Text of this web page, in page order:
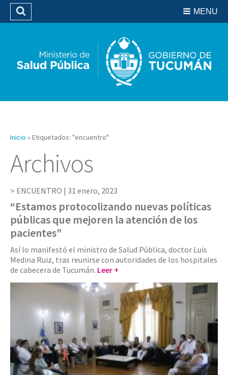
Biblioteca
MENU
Buscar
Inicio » Etiquetados: "encuentro"
Archivos
ENCUENTRO | 31 enero, 2023
“Estamos protocolizando nuevas políticas
públicas que mejoren la atención de los
pacientes”
Así lo manifestó el ministro de Salud Pública, doctor Luis
Medina Ruiz, tras reunirse con autoridades de los hospitales
de cabecera de Tucumán. Leer +